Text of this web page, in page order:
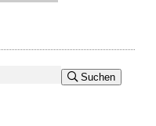
Suchen
Suchen